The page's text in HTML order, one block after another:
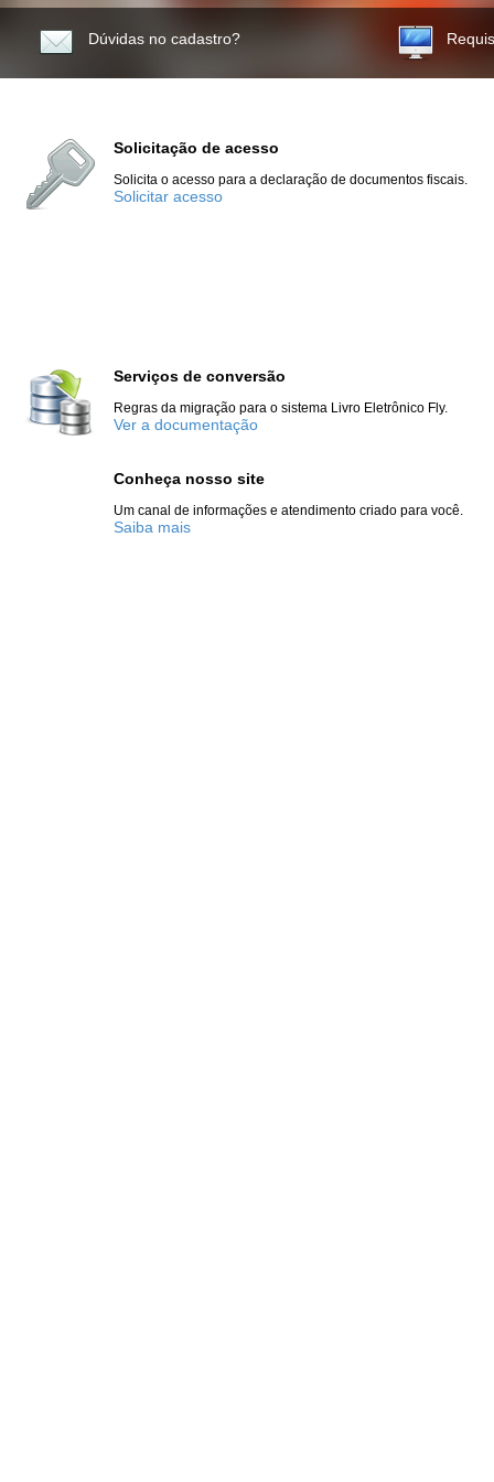
Dúvidas no cadastro?
Solicitação de acesso
Solicita o acesso para a declaração de documentos fiscais.
Solicitar acesso
Serviços de conversão
Regras da migração para o sistema Livro Eletrônico Fly.
Ver a documentação
Conheça nosso site
Um canal de informações e atendimento criado para você.
Saiba mais